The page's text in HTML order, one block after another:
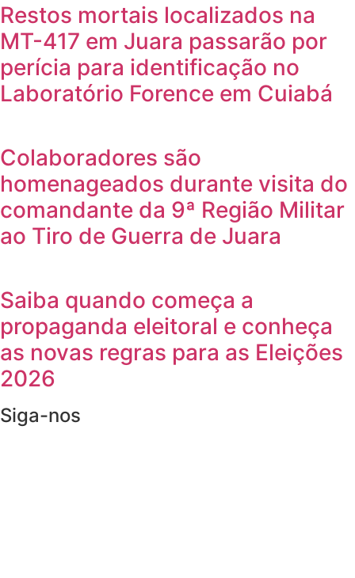
Restos mortais localizados na
MT-417 em Juara passarão por
perícia para identificação no
Laboratório Forence em Cuiabá
Colaboradores são
homenageados durante visita do
comandante da 9ª Região Militar
ao Tiro de Guerra de Juara
Saiba quando começa a
propaganda eleitoral e conheça
as novas regras para as Eleições
2026
Siga-nos